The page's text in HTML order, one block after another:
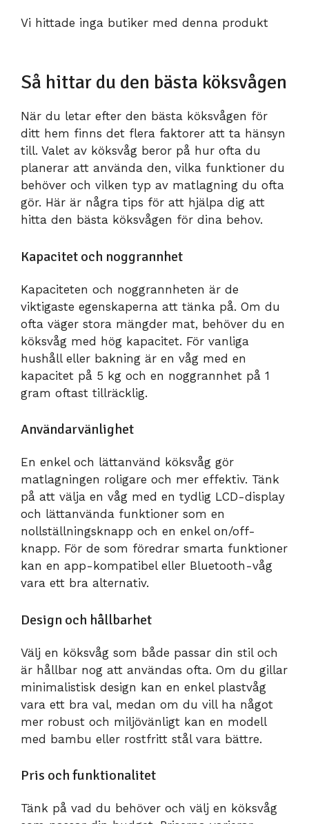
Vi hittade inga butiker med denna produkt
Så hittar du den bästa köksvågen
När du letar efter den bästa köksvågen för
ditt hem finns det flera faktorer att ta hänsyn
till. Valet av köksvåg beror på hur ofta du
planerar att använda den, vilka funktioner du
behöver och vilken typ av matlagning du ofta
gör. Här är några tips för att hjälpa dig att
hitta den bästa köksvågen för dina behov.
Kapacitet och noggrannhet
Kapaciteten och noggrannheten är de
viktigaste egenskaperna att tänka på. Om du
ofta väger stora mängder mat, behöver du en
köksvåg med hög kapacitet. För vanliga
hushåll eller bakning är en våg med en
kapacitet på 5 kg och en noggrannhet på 1
gram oftast tillräcklig.
Användarvänlighet
En enkel och lättanvänd köksvåg gör
matlagningen roligare och mer effektiv. Tänk
på att välja en våg med en tydlig LCD-display
och lättanvända funktioner som en
nollställningsknapp och en enkel on/off-
knapp. För de som föredrar smarta funktioner
kan en app-kompatibel eller Bluetooth-våg
vara ett bra alternativ.
Design och hållbarhet
Välj en köksvåg som både passar din stil och
är hållbar nog att användas ofta. Om du gillar
minimalistisk design kan en enkel plastvåg
vara ett bra val, medan om du vill ha något
mer robust och miljövänligt kan en modell
med bambu eller rostfritt stål vara bättre.
Pris och funktionalitet
Tänk på vad du behöver och välj en köksvåg